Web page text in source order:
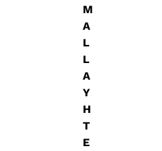
M
A
L
L
A
Y
H
T
E